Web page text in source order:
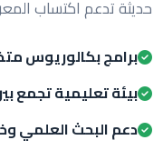
حديثة تدعم اكتساب
برامج بكالوريوس
بيئة تعليمية تجمع
دعم البحث العلمي